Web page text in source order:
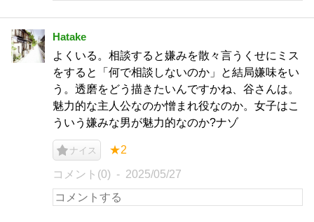
Hatake
よくいる。相談すると嫌みを散々言うくせにミス
をすると「何で相談しないのか」と結局嫌味をい
う。透磨をどう描きたいんですかね、谷さんは。
魅力的な主人公なのか憎まれ役なのか。女子はこ
ういう嫌みな男が魅力的なのか?ナゾ
ナイス ★2
コメント(0) 2025/05/27